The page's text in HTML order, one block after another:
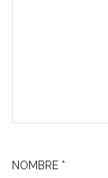
NOMBRE *